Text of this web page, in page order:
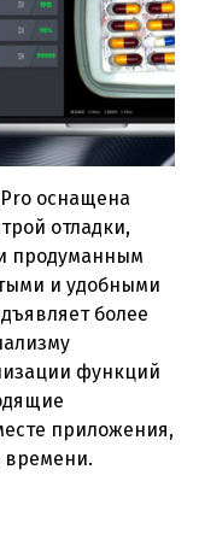
оснащена
отладки,
продуманным
и удобными
более
функций
приложения,
времени.